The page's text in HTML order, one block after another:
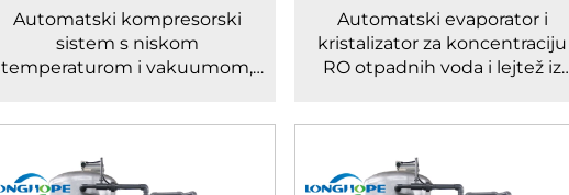
Automatski kompresorski
sistem s niskom
temperaturom i vakuumom,
Automatski evaporator i
kristalizator za koncentraciju
RO otpadnih voda i lejtež iz